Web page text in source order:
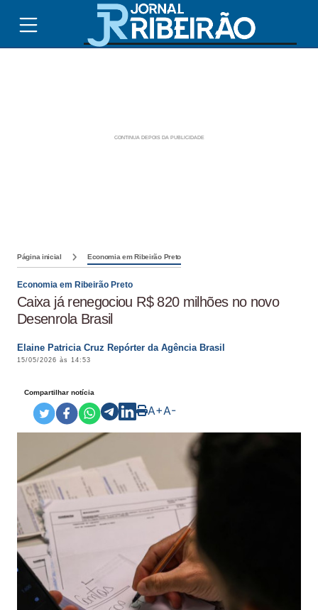
Página inicial Economia em Ribeirão Preto
Economia em Ribeirão Preto
Caixa já renegociou R$ 820 milhões no novo
Desenrola Brasil
Elaine Patricia Cruz Repórter da Agência Brasil
15/05/2026 às 14:53
Compartilhar notícia
A+A-